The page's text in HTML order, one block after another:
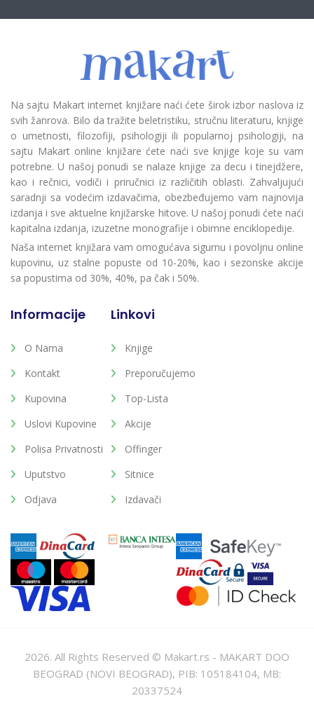
Na sajtu Makart internet knjižare naći ćete širok izbor naslova iz
svih žanrova. Bilo da tražite beletristiku, stručnu literaturu, knjige
o umetnosti, filozofiji, psihologiji ili popularnoj psihologiji, na
sajtu Makart online knjižare ćete naći sve knjige koje su vam
potrebne. U našoj ponudi se nalaze knjige za decu i tinejdžere,
kao i rečnici, vodiči i priručnici iz različitih oblasti. Zahvaljujući
saradnji sa vodećim izdavačima, obezbeđujemo vam najnovija
izdanja i sve aktuelne knjižarske hitove. U našoj ponudi ćete naći
kapitalna izdanja, izuzetne monografije i obimne enciklopedije.
Naša internet knjižara vam omogućava sigurnu i povoljnu online
kupovinu, uz stalne popuste od 10-20%, kao i sezonske akcije
sa popustima od 30%, 40%, pa čak i 50%.
Informacije
O Nama
Kontakt
Kupovina
Uslovi Kupovine
Polisa Privatnosti
Uputstvo
Odjava
Linkovi
Knjige
Preporučujemo
Top-Lista
Akcije
Offinger
Sitnice
Izdavači
2026. All Rights Reserved © Makart.rs - MAKART DOO
BEOGRAD (NOVI BEOGRAD), PIB: 105184104, MB:
20337524